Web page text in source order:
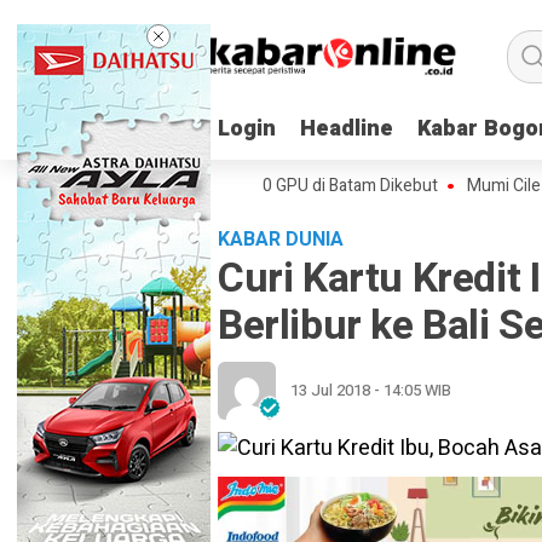
Login Headline Kabar
Login Headline Kabar
Firmus, Pabrik AI 170.000 GPU di Batam Dikebut Mumi Cile
KABAR DUNIA
Curi Kartu Kredit
Berlibur ke Bali
13 Jul 2018 - 14:05 WIB